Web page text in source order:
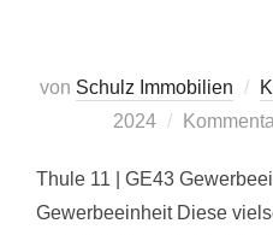
von Schulz Immobilien
2024
Thule 11 | GE43
Gewerbeeinheit Diese